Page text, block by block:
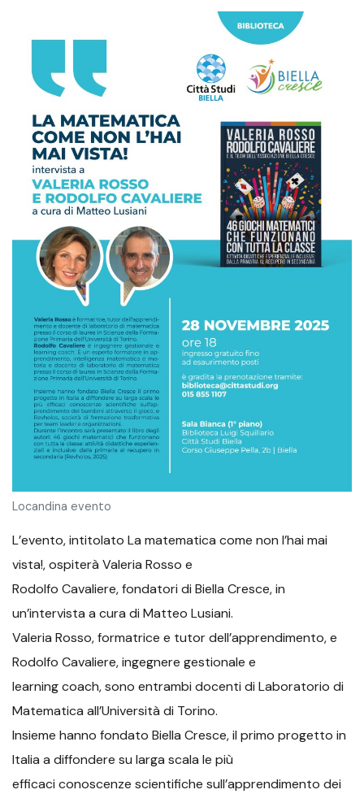
Locandina evento
L’evento, intitolato La matematica come non l’hai mai
vista!, ospiterà Valeria Rosso e
Rodolfo Cavaliere, fondatori di Biella Cresce, in
un’intervista a cura di Matteo Lusiani.
Valeria Rosso, formatrice e tutor dell’apprendimento, e
Rodolfo Cavaliere, ingegnere gestionale e
learning coach, sono entrambi docenti di Laboratorio di
Matematica all’Università di Torino.
Insieme hanno fondato Biella Cresce, il primo progetto in
Italia a diffondere su larga scala le più
efficaci conoscenze scientifiche sull’apprendimento dei